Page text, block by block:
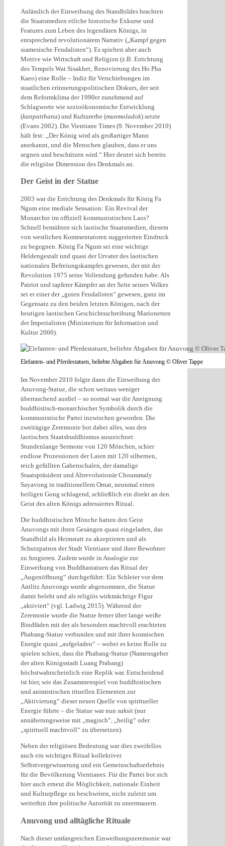
Anlässlich der Einweihung des Standbildes brachten
die Staatsmedien etliche historische Exkurse und
Features zum Leben des legendären Königs, in
entsprechend revolutionärem Narrativ („Kampf gegen
siamesische Feudalisten“). Es spielten aber auch
Motive wie Wirtschaft und Religion (z.B. Errichtung
des Tempels Wat Sisakhet; Renovierung des Ho Pha
Kaeo) eine Rolle – Indiz für Verschiebungen im
staatlichen erinnerungspolitischen Diskurs, der seit
dem Reformklima der 1990er zunehmend auf
Schlagworte wie sozioökonomische Entwicklung
(kanpatthana) und Kulturerbe (munmoladok) setzte
(Evans 2002). Die Vientiane Times (9. November 2010)
hält fest: „Der König wird als großartiger Mann
anerkannt, und die Menschen glauben, dass er uns
segnen und beschützen wird.“ Hier deutet sich bereits
die religiöse Dimension des Denkmals an.
Der Geist in der Statue
2003 war die Errichtung des Denkmals für König Fa
Ngum eine mediale Sensation: Ein Revival der
Monarchie im offiziell kommunistischen Laos?
Schnell bemühten sich laotische Staatsmedien, diesem
von westlichen Kommentatoren suggerierten Eindruck
zu begegnen. König Fa Ngum sei eine wichtige
Heldengestalt und quasi der Urvater des laotischen
nationalen Befreiungskampfes gewesen, der mit der
Revolution 1975 seine Vollendung gefunden habe. Als
Patriot und tapferer Kämpfer an der Seite seines Volkes
sei er einer der „guten Feudalisten“ gewesen, ganz im
Gegensatz zu den beiden letzten Königen, nach der
heutigen laotischen Geschichtsschreibung Marionetten
der Imperialisten (Ministerium für Information und
Kultur 2000).
Elefanten- und Pferdestatuen, beliebte Abgaben für Anuvong © Oliver Tappe
Im November 2010 folgte dann die Einweihung der
Anuvong-Statue, die schon weitaus weniger
überraschend ausfiel – so normal war die Aneignung
buddhistisch-monarchischer Symbolik durch die
kommunistische Partei inzwischen geworden. Die
zweitägige Zeremonie bot dabei alles, was den
laotischen Staatsbuddhismus auszeichnet:
Stundenlange Sermone von 120 Mönchen, schier
endlose Prozessionen der Laien mit 120 silbernen,
reich gefüllten Gabenschalen, der damalige
Staatspräsident und Altrevolutionär Choummaly
Sayavong in traditionellem Ornat, neunmal einen
heiligen Gong schlagend, schließlich ein direkt an den
Geist des alten Königs adressiertes Ritual.
Die buddhistischen Mönche hatten den Geist
Anuvongs mit ihren Gesängen quasi eingeladen, das
Standbild als Heimstatt zu akzeptieren und als
Schutzpatron der Stadt Vientiane und ihrer Bewohner
zu fungieren. Zudem wurde in Analogie zur
Einweihung von Buddhastatuen das Ritual der
„Augenöffnung“ durchgeführt: Ein Schleier vor dem
Antlitz Anuvongs wurde abgenommen, die Statue
damit belebt und als religiös wirkmächtige Figur
„aktiviert“ (vgl. Ladwig 2015). Während der
Zeremonie wurde die Statue ferner über lange weiße
Bindfäden mit der als besonders machtvoll erachteten
Phabang-Statue verbunden und mit ihrer kosmischen
Energie quasi „aufgeladen“ – wobei es keine Rolle zu
spielen schien, dass die Phabang-Statue (Namensgeber
der alten Königsstadt Luang Prabang)
höchstwahrscheinlich eine Replik war. Entscheidend
ist hier, wie das Zusammenspiel von buddhistischen
und animistischen rituellen Elementen zur
„Aktivierung“ dieser neuen Quelle von spiritueller
Energie führte – die Statue war nun saksit (nur
annäherungsweise mit „magisch“, „heilig“ oder
„spirituell machtvoll“ zu übersetzen).
Neben der religiösen Bedeutung war dies zweifellos
auch ein wichtiges Ritual kollektiver
Selbstvergewisserung und ein Gemeinschaftserlebnis
für die Bevölkerung Vientianes. Für die Partei bot sich
hier auch erneut die Möglichkeit, nationale Einheit
und Kulturpflege zu beschwören, nicht zuletzt um
weiterhin ihre politische Autorität zu untermauern.
Anuvong und alltägliche Rituale
Nach dieser umfangreichen Einweihungszeremonie war